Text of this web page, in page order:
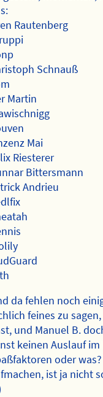
Rautenberg
Schnauß
Martin
Mai
Riesterer
Bittersmann
Andrieu
da fehlen noch
feines zu
und Manuel B.
keinen Auslauf
oder
ist ja nicht